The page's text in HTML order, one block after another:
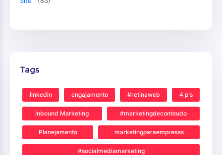
Tags
linkedin engajamento #retinaweb 4 p's
Inbound Marketing #marketingdeconteudo
Planejamento marketingparaempresas
#socialmediamarketing